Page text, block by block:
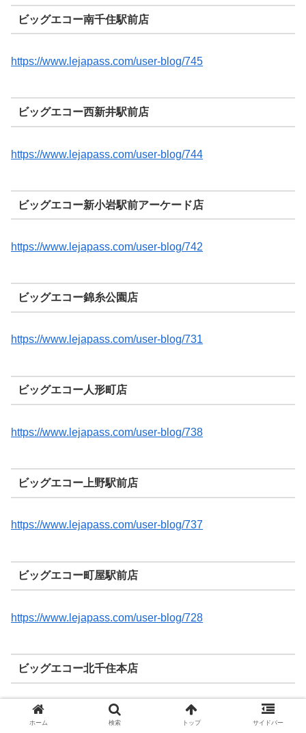
ビッグエコー南千住駅前店
https://www.lejapass.com/user-blog/745
ビッグエコー西新井駅前店
https://www.lejapass.com/user-blog/744
ビッグエコー新小岩駅前アーケード店
https://www.lejapass.com/user-blog/742
ビッグエコー錦糸公園店
https://www.lejapass.com/user-blog/731
ビッグエコー人形町店
https://www.lejapass.com/user-blog/738
ビッグエコー上野駅前店
https://www.lejapass.com/user-blog/737
ビッグエコー町屋駅前店
https://www.lejapass.com/user-blog/728
ビッグエコー北千住本店
https://www.lejapass.com/user-blog/734
ホーム 検索 トップ サイドバー